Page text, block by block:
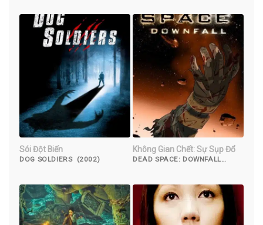
Sói Đột Biến
DOG SOLDIERS (2002)
Không Gian Chết: Sự Sụp Đổ
DEAD SPACE: DOWNFALL